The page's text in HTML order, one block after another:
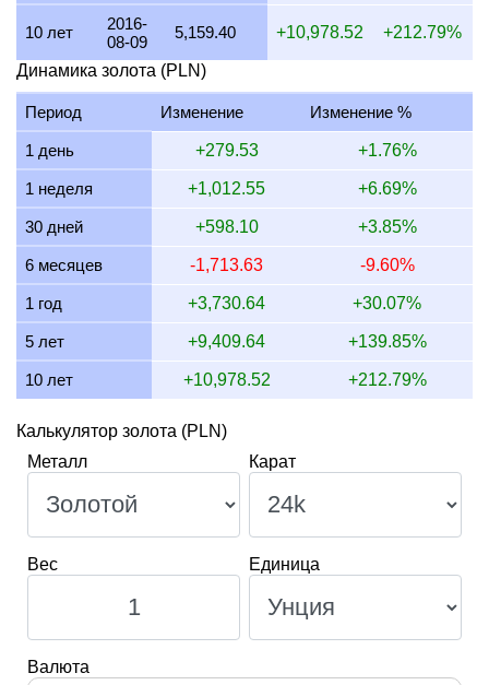
19 июля 2026 15,259.33 286.99
18 июля 2026
17 июля 2026 15,242.06 286.67 367.52 490.03
16 июля 2026
15 июля 2026
14 июля 2026 15,393.74
13 июля 2026
12 июля 2026 15,659.95
11 июля 2026 15,627.52
10 лет
2016-
08-09
5,159.40 +10,978.52 +212.79%
Динамика золота (PLN)
Период Изменение Изменение %
1 день +279.53 +1.76%
1 неделя +1,012.55 +6.69%
30 дней +598.10 +3.85%
6 месяцев -1,713.63 -9.60%
1 год +3,730.64 +30.07%
5 лет +9,409.64 +139.85%
10 лет +10,978.52 +212.79%
Калькулятор золота (PLN)
Металл
Карат
Вес Единица
Валюта